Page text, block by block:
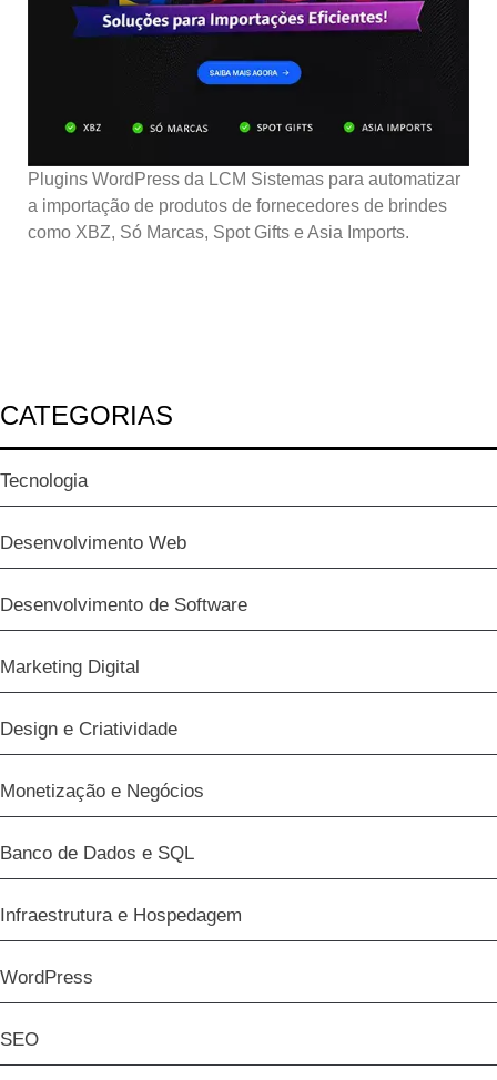
Plugins WordPress da LCM Sistemas para automatizar
a importação de produtos de fornecedores de brindes
como XBZ, Só Marcas, Spot Gifts e Asia Imports.
CATEGORIAS
Tecnologia
Desenvolvimento Web
Desenvolvimento de Software
Marketing Digital
Design e Criatividade
Monetização e Negócios
Banco de Dados e SQL
Infraestrutura e Hospedagem
WordPress
SEO